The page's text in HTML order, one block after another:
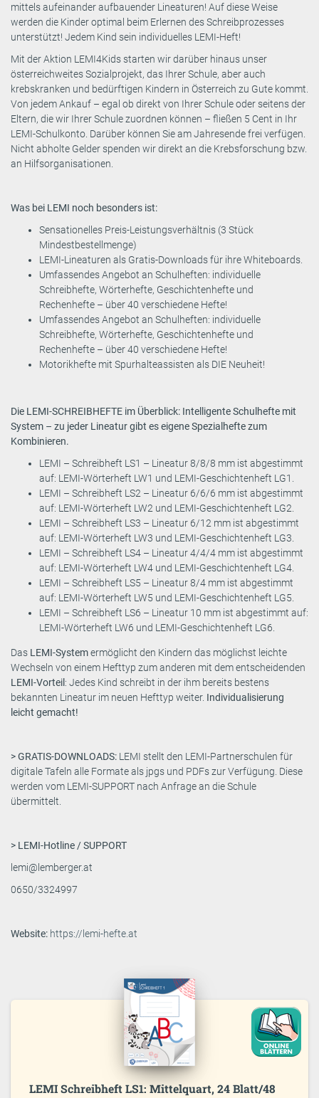
mittels aufeinander aufbauender Lineaturen! Auf diese Weise
werden die Kinder optimal beim Erlernen des Schreibprozesses
unterstützt! Jedem Kind sein individuelles LEMI-Heft!
Mit der Aktion LEMI4Kids starten wir darüber hinaus unser
österreichweites Sozialprojekt, das Ihrer Schule, aber auch
krebskranken und bedürftigen Kindern in Österreich zu Gute kommt.
Von jedem Ankauf – egal ob direkt von Ihrer Schule oder seitens der
Eltern, die wir Ihrer Schule zuordnen können – fließen 5 Cent in Ihr
LEMI-Schulkonto. Darüber können Sie am Jahresende frei verfügen.
Nicht abholte Gelder spenden wir direkt an die Krebsforschung bzw.
an Hilfsorganisationen.
Was bei LEMI noch besonders ist:
Sensationelles Preis-Leistungsverhältnis (3 Stück
Mindestbestellmenge)
LEMI-Lineaturen als Gratis-Downloads für ihre Whiteboards.
Umfassendes Angebot an Schulheften: individuelle
Schreibhefte, Wörterhefte, Geschichtenhefte und
Rechenhefte – über 40 verschiedene Hefte!
Umfassendes Angebot an Schulheften: individuelle
Schreibhefte, Wörterhefte, Geschichtenhefte und
Rechenhefte – über 40 verschiedene Hefte!
Motorikhefte mit Spurhalteassisten als DIE Neuheit!
Die LEMI-SCHREIBHEFTE im Überblick: Intelligente Schulhefte mit
System – zu jeder Lineatur gibt es eigene Spezialhefte zum
Kombinieren.
LEMI – Schreibheft LS1 – Lineatur 8/8/8 mm ist abgestimmt
auf: LEMI-Wörterheft LW1 und LEMI-Geschichtenheft LG1.
LEMI – Schreibheft LS2 – Lineatur 6/6/6 mm ist abgestimmt
auf: LEMI-Wörterheft LW2 und LEMI-Geschichtenheft LG2.
LEMI – Schreibheft LS3 – Lineatur 6/12 mm ist abgestimmt
auf: LEMI-Wörterheft LW3 und LEMI-Geschichtenheft LG3.
LEMI – Schreibheft LS4 – Lineatur 4/4/4 mm ist abgestimmt
auf: LEMI-Wörterheft LW4 und LEMI-Geschichtenheft LG4.
LEMI – Schreibheft LS5 – Lineatur 8/4 mm ist abgestimmt
auf: LEMI-Wörterheft LW5 und LEMI-Geschichtenheft LG5.
LEMI – Schreibheft LS6 – Lineatur 10 mm ist abgestimmt auf:
LEMI-Wörterheft LW6 und LEMI-Geschichtenheft LG6.
Das LEMI-Systemermöglicht den Kindern das möglichst leichte
Wechseln von einem Hefttyp zum anderen mit dem entscheidenden
LEMI-Vorteil : Jedes Kind schreibt in der ihm bereits bestens
bekannten Lineatur im neuen Hefttyp weiter. Individualisierung
leicht gemacht!
> GRATIS-DOWNLOADS: LEMI stellt den LEMI-Partnerschulen für
digitale Tafeln alle Formate als jpgs und PDFs zur Verfügung. Diese
werden vom LEMI-SUPPORT nach Anfrage an die Schule
übermittelt.
> LEMI-Hotline / SUPPORT
lemi@lemberger.at
0650/3324997
Website: https://lemi-hefte.at
LEMI Schreibheft LS1: Mittelquart, 24 Blatt/48